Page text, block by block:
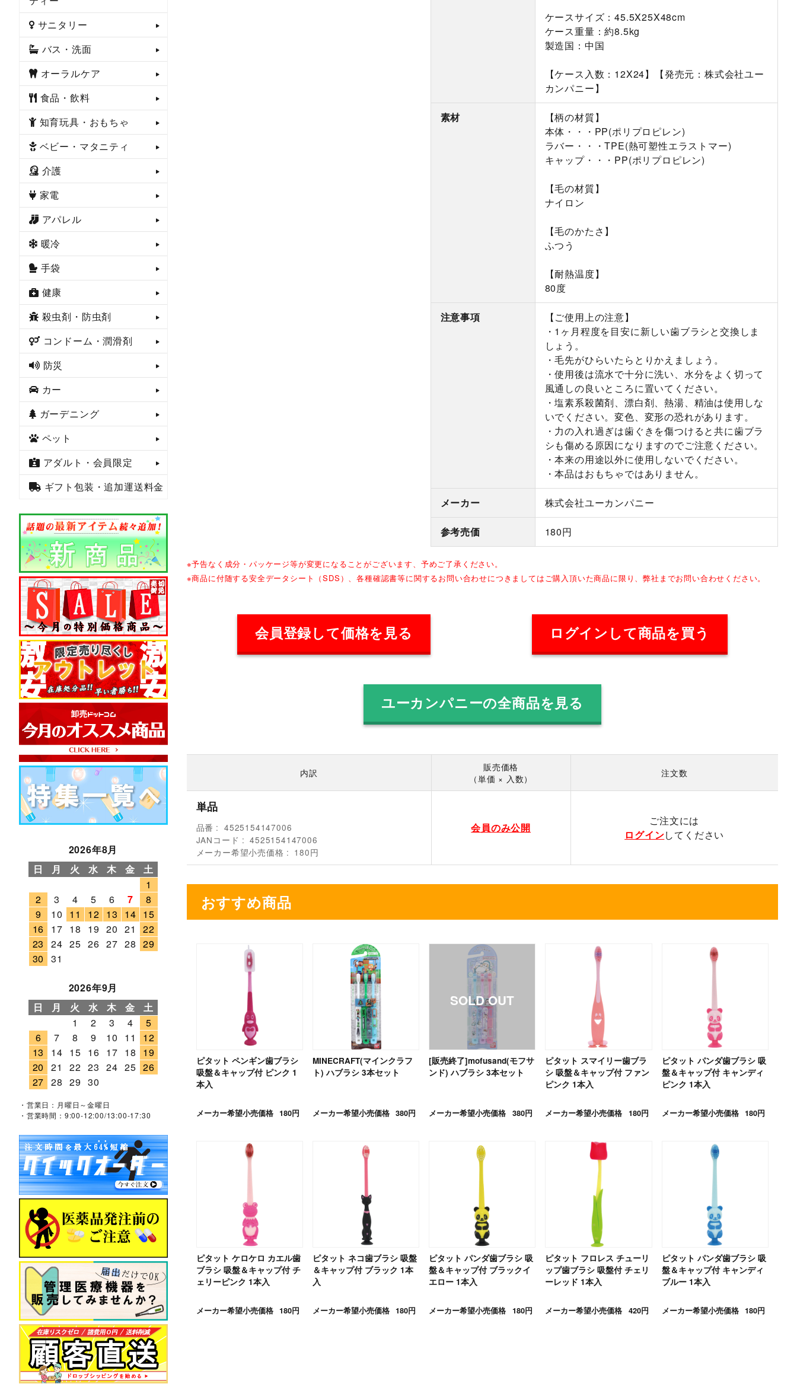
ケースサイズ：45.5X25X48cm
ケース重量：約8.5kg
製造国：中国
【ケース入数：12X24】【発売元：株式会社ユー
カンパニー】
素材
【柄の材質】
本体・・・PP(ポリプロピレン)
ラバー・・・TPE(熱可塑性エラストマー)
キャップ・・・PP(ポリプロピレン)
【毛の材質】
ナイロン
【毛のかたさ】
ふつう
【耐熱温度】
80度
注意事項
【ご使用上の注意】
・1ヶ月程度を目安に新しい歯ブラシと交換しま
しょう。
・毛先がひらいたらとりかえましょう。
・使用後は流水で十分に洗い、水分をよく切って
風通しの良いところに置いてください。
・塩素系殺菌剤、漂白剤、熱湯、精油は使用しな
いでください。変色、変形の恐れがあります。
・力の入れ過ぎは歯ぐきを傷つけると共に歯ブラ
シも傷める原因になりますのでご注意ください。
・本来の用途以外に使用しないでください。
・本品はおもちゃではありません。
メーカー 株式会社ユーカンパニー
参考売価 180円
※予告なく成分・パッケージ等が変更になることがございます、予めご了承ください。
※商品に付随する安全データシート（SDS）、各種確認書等に関するお問い合わせにつきましてはご購入頂いた商品に限り、弊社までお問い合わせください。
会員登録して価格を見る ログインして商品を買う
ユーカンパニーの全商品を見る
内訳
販売価格
（単価 × 入数）
注文数
単品
品番
4525154147006
JANコード
4525154147006
メーカー希望小売価格
180円
会員のみ公開
ご注文には
ログインしてください
おすすめ商品
ピタット ペンギン歯ブラシ
吸盤＆キャップ付 ピンク 1
本入
メーカー希望小売価格 180円
MINECRAFT(マインクラフ
ト) ハブラシ 3本セット
メーカー希望小売価格 380円
[販売終了]mofusand(モフサ
ンド) ハブラシ 3本セット
メーカー希望小売価格 380円
ピタット スマイリー歯ブラ
シ 吸盤＆キャップ付 ファン
ピンク 1本入
メーカー希望小売価格 180円
ピタット パンダ歯ブラシ 吸
盤＆キャップ付 キャンディ
ピンク 1本入
メーカー希望小売価格 180円
ピタット ケロケロ カエル歯
ブラシ 吸盤＆キャップ付 チ
ェリーピンク 1本入
メーカー希望小売価格 180円
ピタット ネコ歯ブラシ 吸盤
＆キャップ付 ブラック 1本
入
メーカー希望小売価格 180円
ピタット パンダ歯ブラシ 吸
盤＆キャップ付 ブラックイ
エロー 1本入
メーカー希望小売価格 180円
ピタット フロレス チューリ
ップ歯ブラシ 吸盤付 チェリ
ーレッド 1本入
メーカー希望小売価格 420円
ピタット パンダ歯ブラシ 吸
盤＆キャップ付 キャンディ
ブルー 1本入
メーカー希望小売価格 180円
サニタリー
バス・洗面
オーラルケア
食品・飲料
知育玩具・おもちゃ
ベビー・マタニティ
介護
家電
アパレル
暖冷
手袋
健康
殺虫剤・防虫剤
コンドーム・潤滑剤
防災
カー
ガーデニング
ペット
アダルト・会員限定
ギフト包装・追加運送料金
2026年8月
日
月 火 水 木 金
土
1
2
3 4 5 6 7
8
9
10 11 12 13 14 15
16
17 18 19 20 21
22
23
24 25 26 27 28 29
30
31
2026年9月
日
月 火 水 木 金
土
1
2 3 4
5
6
7 8 9 10 11
12
13
14 15 16 17 18
19
20
21 22 23 24 25 26
27 28 29 30
・営業日：月曜日～金曜日
・営業時間：9:00-12:00/13:00-17:30